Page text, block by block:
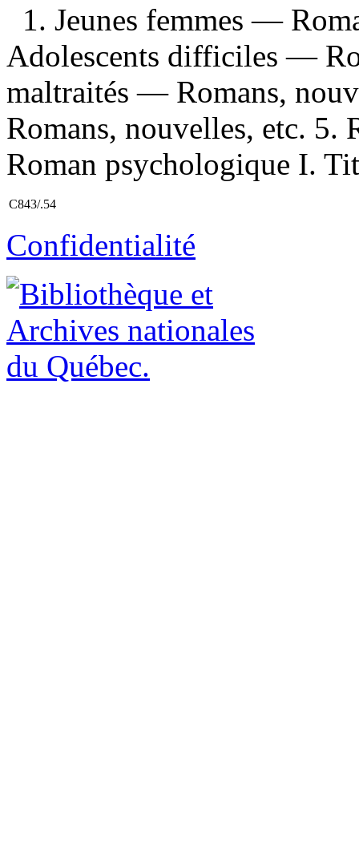
1. Jeunes femmes —
Adolescents difficiles —
maltraités — Romans,
Romans, nouvelles, etc. 5.
Roman psychologique I.
C843/.54
Confidentialité